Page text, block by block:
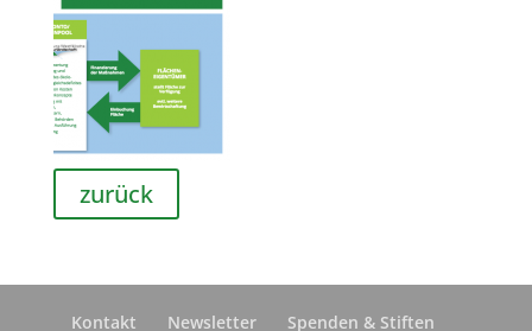
zurück
Kontakt Newsletter
Spenden & Stiften